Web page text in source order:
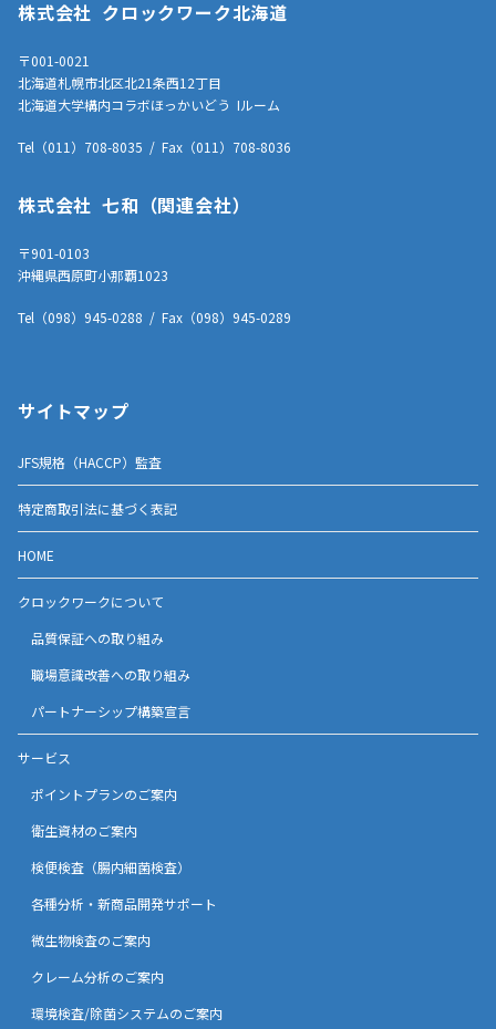
株式会社 クロックワーク北海道
〒001-0021
北海道札幌市北区北21条西12丁目
北海道大学構内コラボほっかいどう Iルーム
Tel（011）708-8035 / Fax（011）708-8036
株式会社 七和（関連会社）
〒901-0103
沖縄県西原町小那覇1023
Tel（098）945-0288 / Fax（098）945-0289
サイトマップ
JFS規格（HACCP）監査
特定商取引法に基づく表記
HOME
クロックワークについて
品質保証への取り組み
職場意識改善への取り組み
パートナーシップ構築宣言
サービス
ポイントプランのご案内
衛生資材のご案内
検便検査（腸内細菌検査）
各種分析・新商品開発サポート
微生物検査のご案内
クレーム分析のご案内
環境検査/除菌システムのご案内